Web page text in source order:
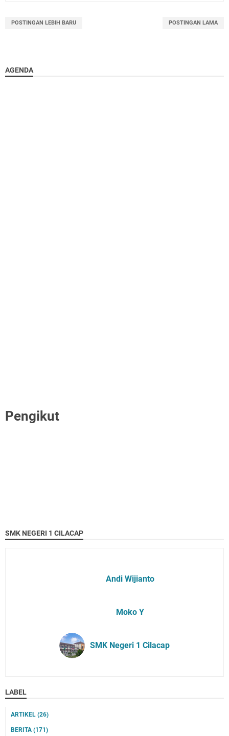
POSTINGAN LEBIH BARU POSTINGAN LAMA
AGENDA
Pengikut
SMK NEGERI 1 CILACAP
Andi Wijianto
Moko Y
SMK Negeri 1 Cilacap
LABEL
ARTIKEL (26)
BERITA (171)